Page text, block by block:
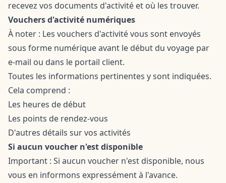
recevez vos documents d'activité et où les trouver.
Vouchers d'activité numériques
À noter : Les vouchers d'activité vous sont envoyés
sous forme numérique avant le début du voyage par
e-mail ou dans le portail client.
Toutes les informations pertinentes y sont indiquées.
Cela comprend :
Les heures de début
Les points de rendez-vous
D'autres détails sur vos activités
Si aucun voucher n'est disponible
Important : Si aucun voucher n'est disponible, nous
vous en informons expressément à l'avance.